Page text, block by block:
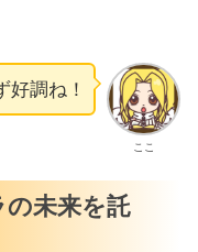
ここ
好調ね！
未来を託